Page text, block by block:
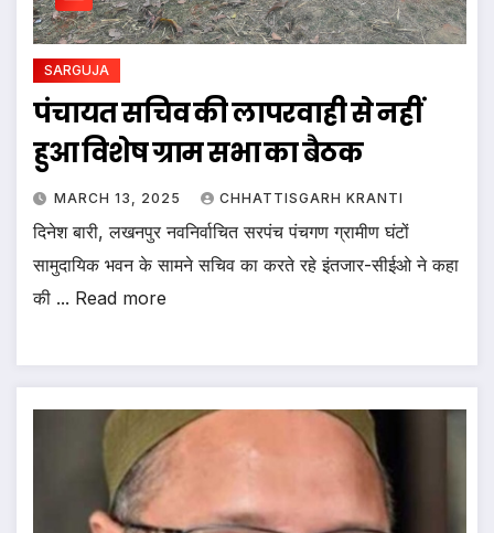
SARGUJA
पंचायत सचिव की लापरवाही से नहीं
हुआ विशेष ग्राम सभा का बैठक
MARCH 13, 2025 CHHATTISGARH KRANTI
दिनेश बारी, लखनपुर नवनिर्वाचित सरपंच पंचगण ग्रामीण घंटों
सामुदायिक भवन के सामने सचिव का करते रहे इंतजार-सीईओ ने कहा
की ... Read more